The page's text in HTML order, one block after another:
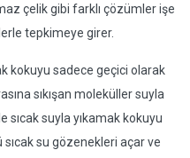
çelik gibi farklı çözümler işe
tepkimeye girer.
kokuyu sadece geçici olarak
sıkışan moleküller suyla
suyla yıkamak kokuyu
sıcak su gözenekleri açar ve